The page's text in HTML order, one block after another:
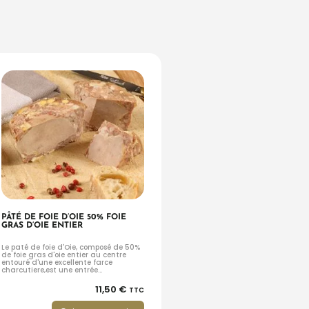
PÂTÉ DE FOIE D’OIE 50% FOIE
GRAS D’OIE ENTIER
Le paté de foie d'Oie, composé de 50%
de foie gras d'oie entier au centre
entouré d'une excellente farce
charcutiere,est une entrée
11,50 € TTC